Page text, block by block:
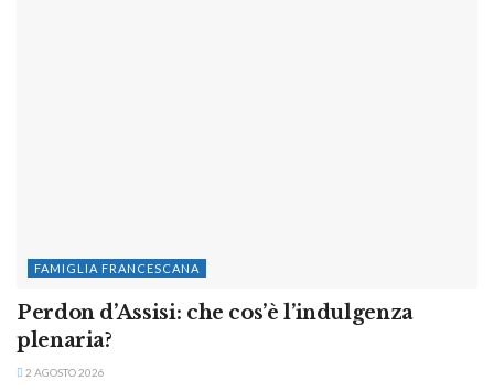
FAMIGLIA FRANCESCANA
Perdon d’Assisi: che cos’è l’indulgenza
plenaria?
2 AGOSTO 2026